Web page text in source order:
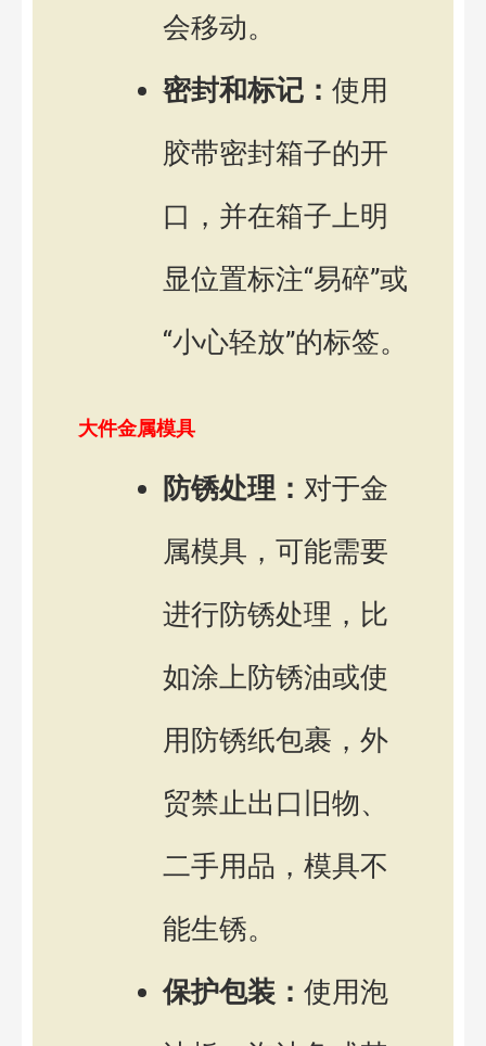
会移动。
密封和标记： 使用
胶带密封箱子的开
口，并在箱子上明
显位置标注“易碎”或
“小心轻放”的标签。
大件金属模具
防锈处理： 对于金
属模具，可能需要
进行防锈处理，比
如涂上防锈油或使
用防锈纸包裹，外
贸禁止出口旧物、
二手用品，模具不
能生锈。
保护包装： 使用泡